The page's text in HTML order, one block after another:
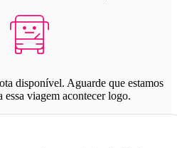
disponível. Aguarde que estamos
essa viagem acontecer logo.